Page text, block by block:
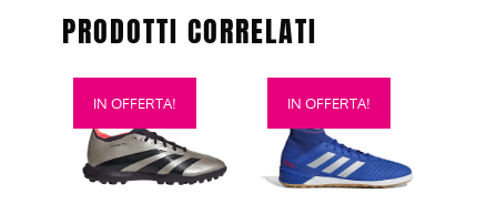
PRODOTTI CORRELATI
IN OFFERTA!
Questo
prodotto
più
IN OFFERTA!
Questo
prodotto
più
varianti.